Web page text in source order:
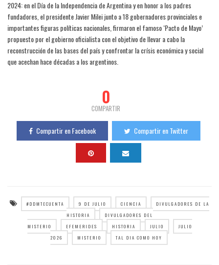
2024: en el Día de la Independencia de Argentina y en honor a los padres
fundadores, el presidente Javier Milei junto a 18 gobernadores provinciales e
importantes figuras políticas nacionales, firmaron el famoso ‘Pacto de Mayo’
propuesto por el gobierno oficialista con el objetivo de llevar a cabo la
reconstrucción de las bases del país y confrontar la crísis económica y social
que acechan hace décadas a los argentinos.
0
COMPARTIR
Compartir en Facebook Compartir en Twitter
#DDMTECUENTA 9 DE JULIO CIENCIA
DIVULGADORES DE LA
HISTORIA
DIVULGADORES DEL
MISTERIO
EFEMERIDES HISTORIA JULIO
JULIO
2026
MISTERIO TAL DIA COMO HOY